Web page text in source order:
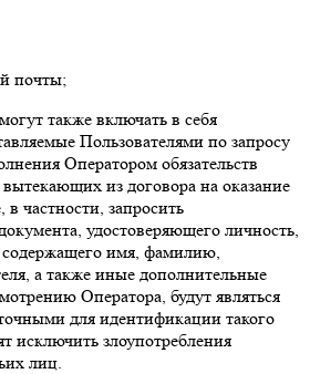
почты;
также включать в себя
Пользователями по запросу
Оператором обязательств
из договора на оказание
в частности, запросить
удостоверяющего личность,
имя, фамилию,
а также иные дополнительные
Оператора, будут являться
для идентификации такого
исключить злоупотребления
лиц.